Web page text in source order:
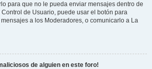
para que no le pueda enviar mensajes dentro de
de Usuario, puede usar el botón para
a los Moderadores, o comunicarlo a La
de alguien en este foro!